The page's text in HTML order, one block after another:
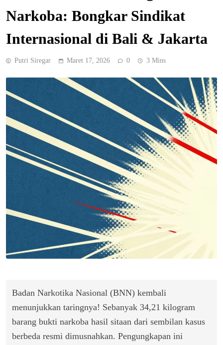
Narkoba: Bongkar Sindikat
Internasional di Bali & Jakarta
Putri Siregar Maret 17, 2026 0 3 Mins
Badan Narkotika Nasional (BNN) kembali
menunjukkan taringnya! Sebanyak 34,21 kilogram
barang bukti narkoba hasil sitaan dari sembilan kasus
berbeda resmi dimusnahkan. Pengungkapan ini